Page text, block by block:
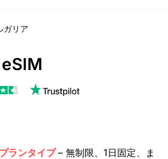
ガリア
ランタイプ– 無制限、1日固定、ま